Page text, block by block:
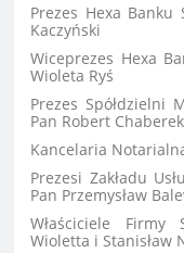
Prezes Hexa Banku
Kaczyński
Wiceprezes Hexa
Wioleta Ryś
Prezes Spółdzielni
Pan Robert Chaberek
Kancelaria
Prezesi Zakładu
Pan Przemysław
Właściciele
Wioletta i Stanisław